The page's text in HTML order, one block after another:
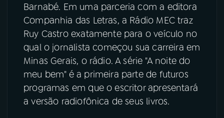
Barnabé. Em uma parceria com a editora
Companhia das Letras, a Rádio MEC traz
Ruy Castro exatamente para o veículo no
qual o jornalista começou sua carreira em
Minas Gerais, o rádio. A série "A noite do
meu bem" é a primeira parte de futuros
programas em que o escritor apresentará
a versão radiofônica de seus livros.